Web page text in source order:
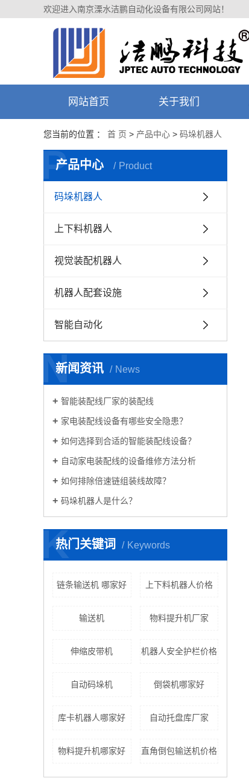
欢迎进入南京溧水洁鹏自动化设备有限公司网站！
网站首页 关于我们
您当前的位置 ： 首 页 > 产品中心 > 码垛机器人
产品中心 Product
P
码垛机器人
上下料机器人
视觉装配机器人
机器人配套设施
智能自动化
新闻资讯 News
N
智能装配线厂家的装配线
家电装配线设备有哪些安全隐患？
如何选择到合适的智能装配线设备？
自动家电装配线的设备维修方法分析
如何排除倍速链组装线故障？
码垛机器人是什么？
热门关键词 Keywords
K
链条输送机 哪家好 上下料机器人价格
输送机 物料提升机厂家
伸缩皮带机 机器人安全护栏价格
自动码垛机 倒袋机哪家好
库卡机器人哪家好 自动托盘库厂家
物料提升机哪家好 直角倒包输送机价格